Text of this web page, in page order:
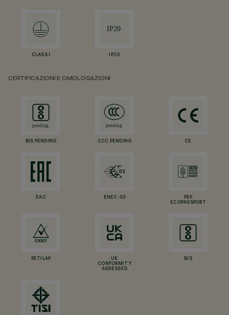
CLASS I IP20
CERTIFICAZIONI E OMOLOGAZIONI
BIS PENDING CCC PENDING CE
EAC ENEC-03
PEP
ECOPASSPORT
RETILAP
UK
CONFORMITY
ASSESSED
BIS